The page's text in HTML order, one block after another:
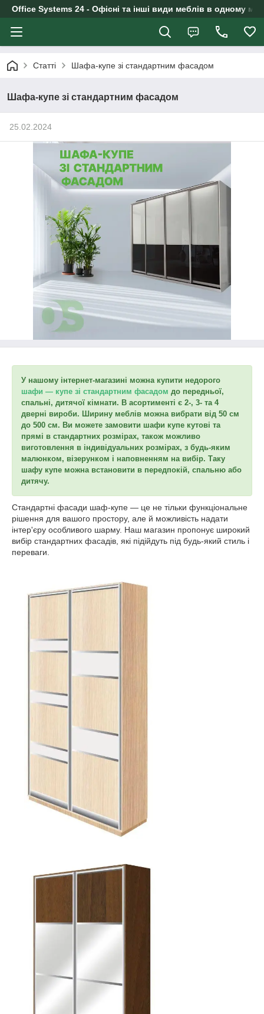
Office Systems 24 - Офісні та інші види меблів в одному
Статті Шафа-купе зі стандартним фасадом
Шафа-купе зі стандартним фасадом
25.02.2024
У нашому інтернет-магазині можна купити недорого
шафи — купе зі стандартним фасадом до передньої,
спальні, дитячої кімнати. В асортименті є 2-, 3- та 4
дверні вироби. Ширину меблів можна вибрати від 50 см
до 500 см. Ви можете замовити шафи купе кутові та
прямі в стандартних розмірах, також можливо
виготовлення в індивідуальних розмірах, з будь-яким
малюнком, візерунком і наповненням на вибір. Таку
шафу купе можна встановити в передпокій, спальню або
дитячу.
Стандартні фасади шаф-купе — це не тільки функціональне
рішення для вашого простору, але й можливість надати
інтер'єру особливого шарму. Наш магазин пропонує широкий
вибір стандартних фасадів, які підійдуть під будь-який стиль і
переваги.